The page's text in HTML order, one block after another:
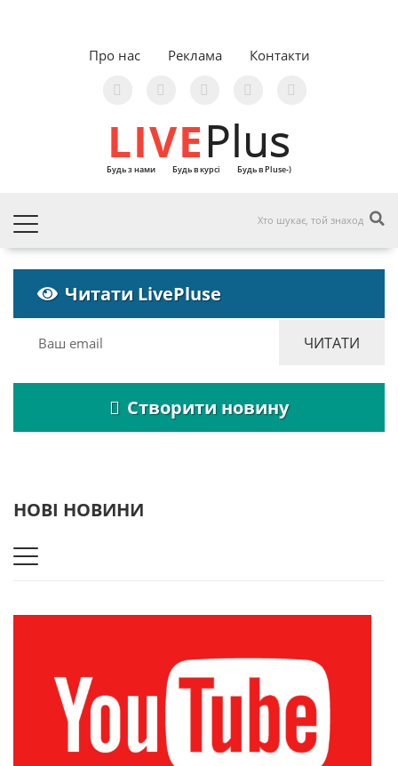
Про нас Реклама Контакти
LIVEPlus
Будь з нами Будь в курсі Будь в Pluse-)
Читати LivePluse
Створити новину
НОВІ НОВИНИ